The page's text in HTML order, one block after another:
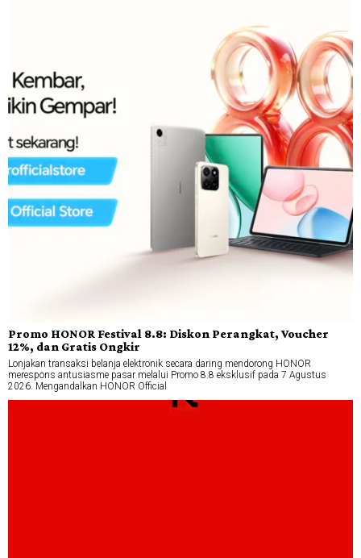
Promo HONOR Festival 8.8: Diskon Perangkat, Voucher
12%, dan Gratis Ongkir
Lonjakan transaksi belanja elektronik secara daring mendorong HONOR
merespons antusiasme pasar melalui Promo 8.8 eksklusif pada 7 Agustus
2026. Mengandalkan HONOR Official